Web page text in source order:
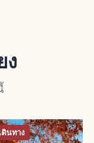
ง
ดินทาง